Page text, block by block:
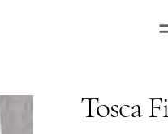
Tosca